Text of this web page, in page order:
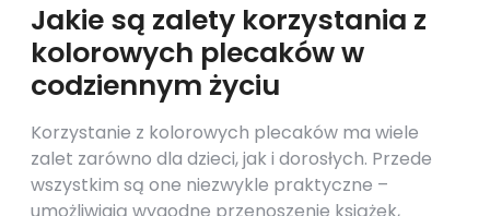
Jakie są zalety korzystania z
kolorowych plecaków w
codziennym życiu
Korzystanie z kolorowych plecaków ma wiele
zalet zarówno dla dzieci, jak i dorosłych. Przede
wszystkim są one niezwykle praktyczne –